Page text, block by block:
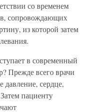
со временем
сопровождающих
из которой затем
в современный
Прежде всего врачи
давление, сердце,
пациенту